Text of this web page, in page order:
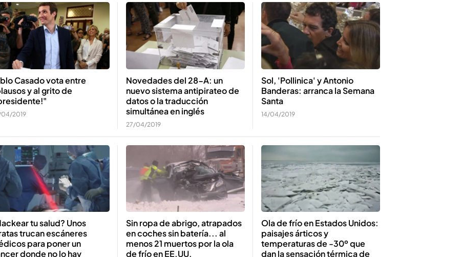
Casado vota entre
y al grito de
2019
Novedades del 28-A: un
nuevo sistema antipirateo de
datos o la traducción
simultánea en inglés
27/04/2019
Sol, 'Pollinica' y Antonio
Banderas: arranca la Semana
Santa
14/04/2019
tu salud? Unos
trucan escáneres
para poner un
donde no lo hay
Sin ropa de abrigo, atrapados
en coches sin batería... al
menos 21 muertos por la ola
de frío en EE.UU.
Ola de frío en Estados Unidos:
paisajes árticos y
temperaturas de -30º que
dan la sensación térmica de